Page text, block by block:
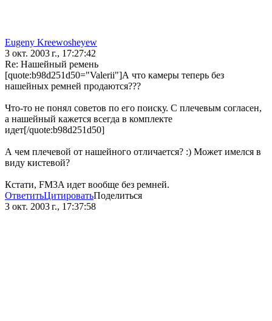
Eugeny Kreewosheyew
3 окт. 2003 г., 17:27:42
Re: Нашейный ремень
[quote:b98d251d50="Valerii"]А что камеры теперь без
нашейных ремней продаются???
Что-то не понял советов по его поиску. С плечевым согласен,
а нашейный кажется всегда в комплекте
идет[/quote:b98d251d50]
А чем плечевой от нашейного отличается? :) Может имелся в
виду кистевой?
Кстати, FM3A идет вообще без ремней.
ОтветитьЦитироватьПоделиться
3 окт. 2003 г., 17:37:58